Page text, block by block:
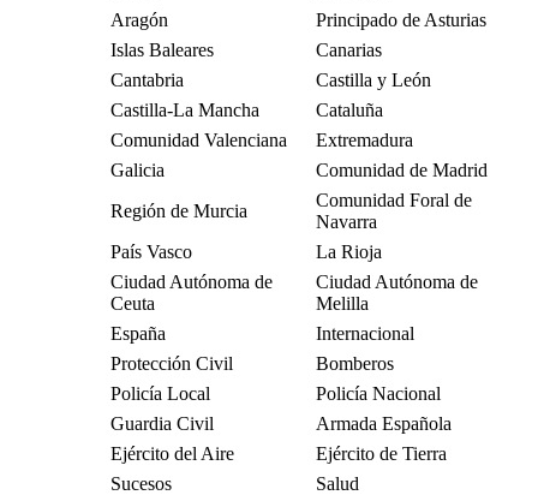
Aragón
Principado de Asturias
Islas Baleares
Canarias
Cantabria
Castilla y León
Castilla-La Mancha
Cataluña
Comunidad Valenciana
Extremadura
Galicia
Comunidad de Madrid
Región de Murcia
Comunidad Foral de
Navarra
País Vasco
La Rioja
Ciudad Autónoma de
Ceuta
Ciudad Autónoma de
Melilla
España
Internacional
Protección Civil
Bomberos
Policía Local
Policía Nacional
Guardia Civil
Armada Española
Ejército del Aire
Ejército de Tierra
Sucesos
Salud